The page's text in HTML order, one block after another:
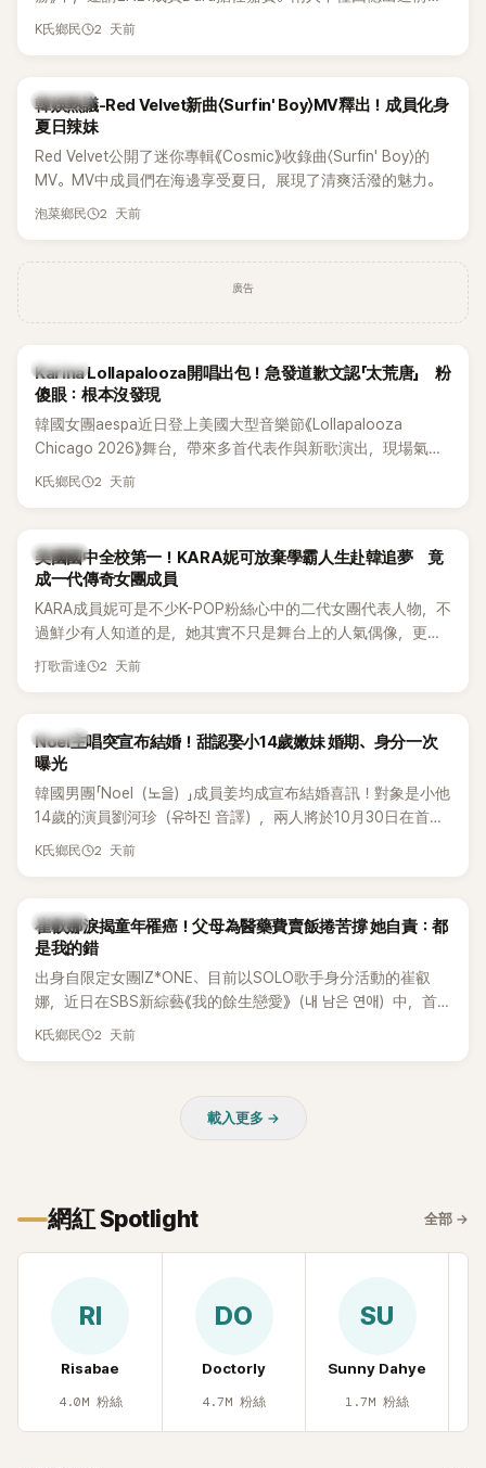
青澀往事，也首度聊起當年鬧得沸沸揚揚的緋聞，讓東海忍不
K氏鄉民 2 天前
熱議討論
韓娛熱議-Red Velvet新曲〈Surfin' Boy〉MV釋出！成員化身
夏日辣妹
Red Velvet公開了迷你專輯《Cosmic》收錄曲〈Surfin' Boy〉的
MV。MV中成員們在海邊享受夏日，展現了清爽活潑的魅力。
泡菜鄉民 2 天前
廣告
K-POP
Karina Lollapalooza開唱出包！急發道歉文認「太荒唐」 粉
傻眼：根本沒發現
韓國女團aespa近日登上美國大型音樂節《Lollapalooza
Chicago 2026》舞台，帶來多首代表作與新歌演出，現場氣氛
嗨翻。不過，成員Karina卻在演出後主動坦承，自己因為太緊
K氏鄉民 2 天前
K-POP
美國國中全校第一！KARA妮可放棄學霸人生赴韓追夢 竟
成一代傳奇女團成員
KARA成員妮可是不少K-POP粉絲心中的二代女團代表人物，不
過鮮少有人知道的是，她其實不只是舞台上的人氣偶像，更是
一名不折不扣的學霸。她日前在節目中透露，自己在美國就讀
打歌雷達 2 天前
K-POP
Noel主唱突宣布結婚！甜認娶小14歲嫩妹 婚期、身分一次
曝光
韓國男團「Noel（노을）」成員姜均成宣布結婚喜訊！對象是小他
14歲的演員劉河珍（유하진 音譯），兩人將於10月30日在首爾
低調舉辦婚禮，消息一出立刻引發關注。
K氏鄉民 2 天前
K-POP
崔叡娜淚揭童年罹癌！父母為醫藥費賣飯捲苦撐 她自責：都
是我的錯
出身自限定女團IZ*ONE、目前以SOLO歌手身分活動的崔叡
娜，近日在SBS新綜藝《我的餘生戀愛》（내 남은 연애）中，首
度談起自己幼年罹患小兒癌的經歷，回憶起父母為了籌措醫療
K氏鄉民 2 天前
載入更多 →
網紅 Spotlight 全部 →
RI
Risabae
4.0M 粉絲
DO
Doctorly
4.7M 粉絲
SU
Sunny Dahye
1.7M 粉絲